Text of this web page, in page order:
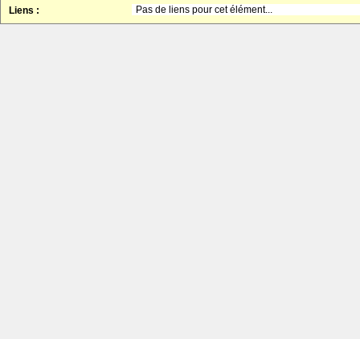
Liens : Pas de liens pour cet élément...